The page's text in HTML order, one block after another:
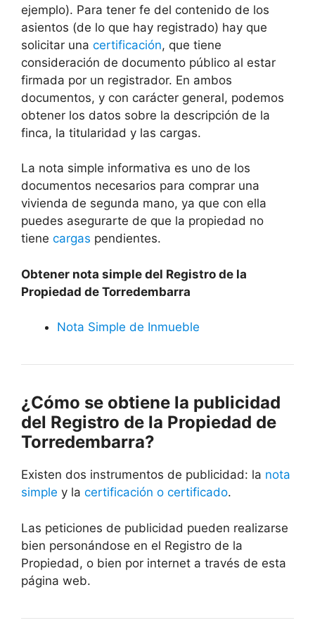
ejemplo). Para tener fe del contenido de los
asientos (de lo que hay registrado) hay que
solicitar una certificación, que tiene
consideración de documento público al estar
firmada por un registrador. En ambos
documentos, y con carácter general, podemos
obtener los datos sobre la descripción de la
finca, la titularidad y las cargas.
La nota simple informativa es uno de los
documentos necesarios para comprar una
vivienda de segunda mano, ya que con ella
puedes asegurarte de que la propiedad no
tiene cargas pendientes.
Obtener nota simple del Registro de la
Propiedad de Torredembarra
Nota Simple de Inmueble
¿Cómo se obtiene la publicidad
del Registro de la Propiedad de
Torredembarra?
Existen dos instrumentos de publicidad: la nota
simple y la certificación o certificado.
Las peticiones de publicidad pueden realizarse
bien personándose en el Registro de la
Propiedad, o bien por internet a través de esta
página web.